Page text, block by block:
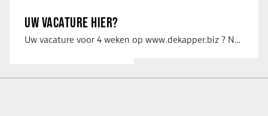
UW VACATURE HIER?
Uw vacature voor 4 weken op www.dekapper.biz ? Neem dan contact op met Maaike …